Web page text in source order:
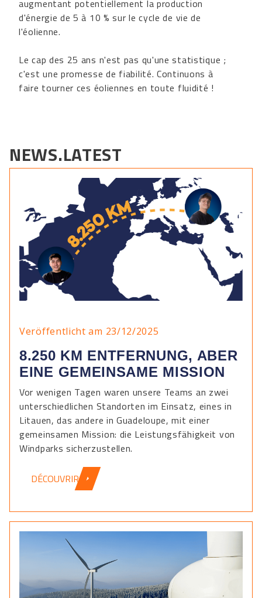
augmentant potentiellement la production
d'énergie de 5 à 10 % sur le cycle de vie de
l'éolienne.
Le cap des 25 ans n'est pas qu'une statistique ;
c'est une promesse de fiabilité. Continuons à
faire tourner ces éoliennes en toute fluidité !
NEWS.LATEST
Veröffentlicht am 23/12/2025
8.250 KM ENTFERNUNG, ABER
EINE GEMEINSAME MISSION
Vor wenigen Tagen waren unsere Teams an zwei
unterschiedlichen Standorten im Einsatz, eines in
Litauen, das andere in Guadeloupe, mit einer
gemeinsamen Mission: die Leistungsfähigkeit von
Windparks sicherzustellen.
DÉCOUVRIR